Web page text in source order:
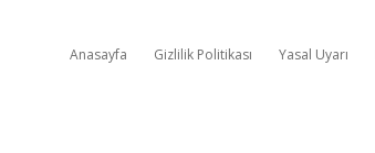
Anasayfa Gizlilik Politikası Yasal Uyarı